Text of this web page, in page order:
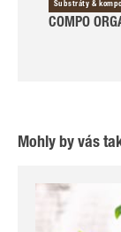
Substráty &
COMPO
Mohly by vás